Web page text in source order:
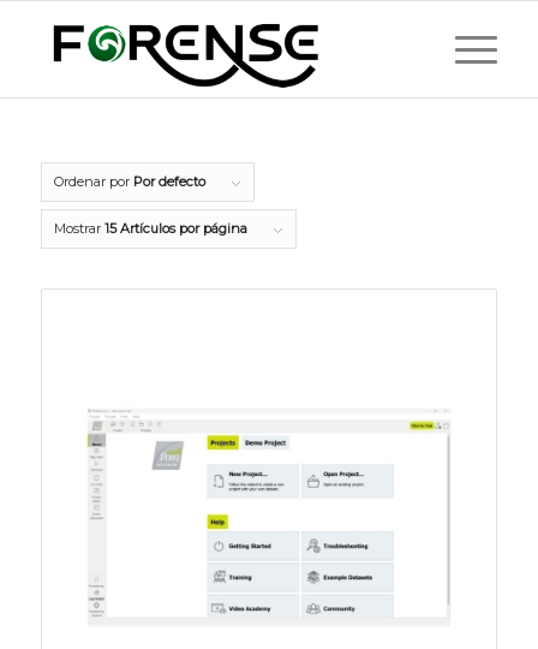
Ordenar por Por defecto
Mostrar 15 Artículos por página